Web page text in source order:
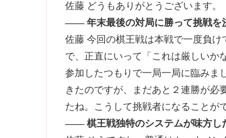
佐藤 どうもありがとうございます。
―― 年末最後の対局に勝って挑戦を
佐藤 今回の棋王戦は本戦で一度負
で、正直にいって「これは厳しいか
参加したつもりで一局一局に臨みま
きたのですが、まだあと２連勝が必
たね。こうして挑戦者になることが
―― 棋王戦独特のシステムが味方し